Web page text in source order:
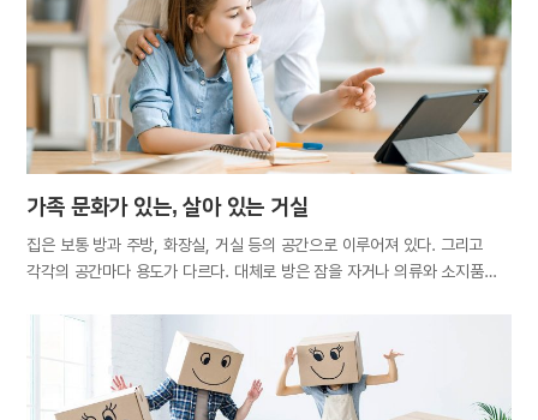
대화를 나누고 감정을 교류하며 경험을 공유하는 관계 속에서 기쁨과 행복을
느끼고 때로는 아픔과 슬픔을 겪는다. 하버드 의대에서 시행한 대대적인
연구 조사로, 행복하고 건강한 삶의 해답은 타인과의 ‘좋은 관계’에 있음이
밝혀졌다. 좋은 관계란 한마디로 친밀감이 느껴지는 사이다. 누군가와
함께할 때 친근하게 느껴져야 만족감이 커지며 행복해지기…
가족 문화가 있는, 살아 있는 거실
집은 보통 방과 주방, 화장실, 거실 등의 공간으로 이루어져 있다. 그리고
각각의 공간마다 용도가 다르다. 대체로 방은 잠을 자거나 의류와 소지품
곳이다. 그렇다면 거실의 용도는 무엇일까? 집의 중심에 있는 거실은 손님을
접대하는 공간이자 가족의 공동생활이 이루어지는 곳으로서 다양하게
사용되나, 무엇보다 온 가족이 모이는 곳이다. 사람은 본능적으로 소속감을
느끼기 원하는데, 그러한 바람이 충족되려면 함께 모일 공간이 필요하다.